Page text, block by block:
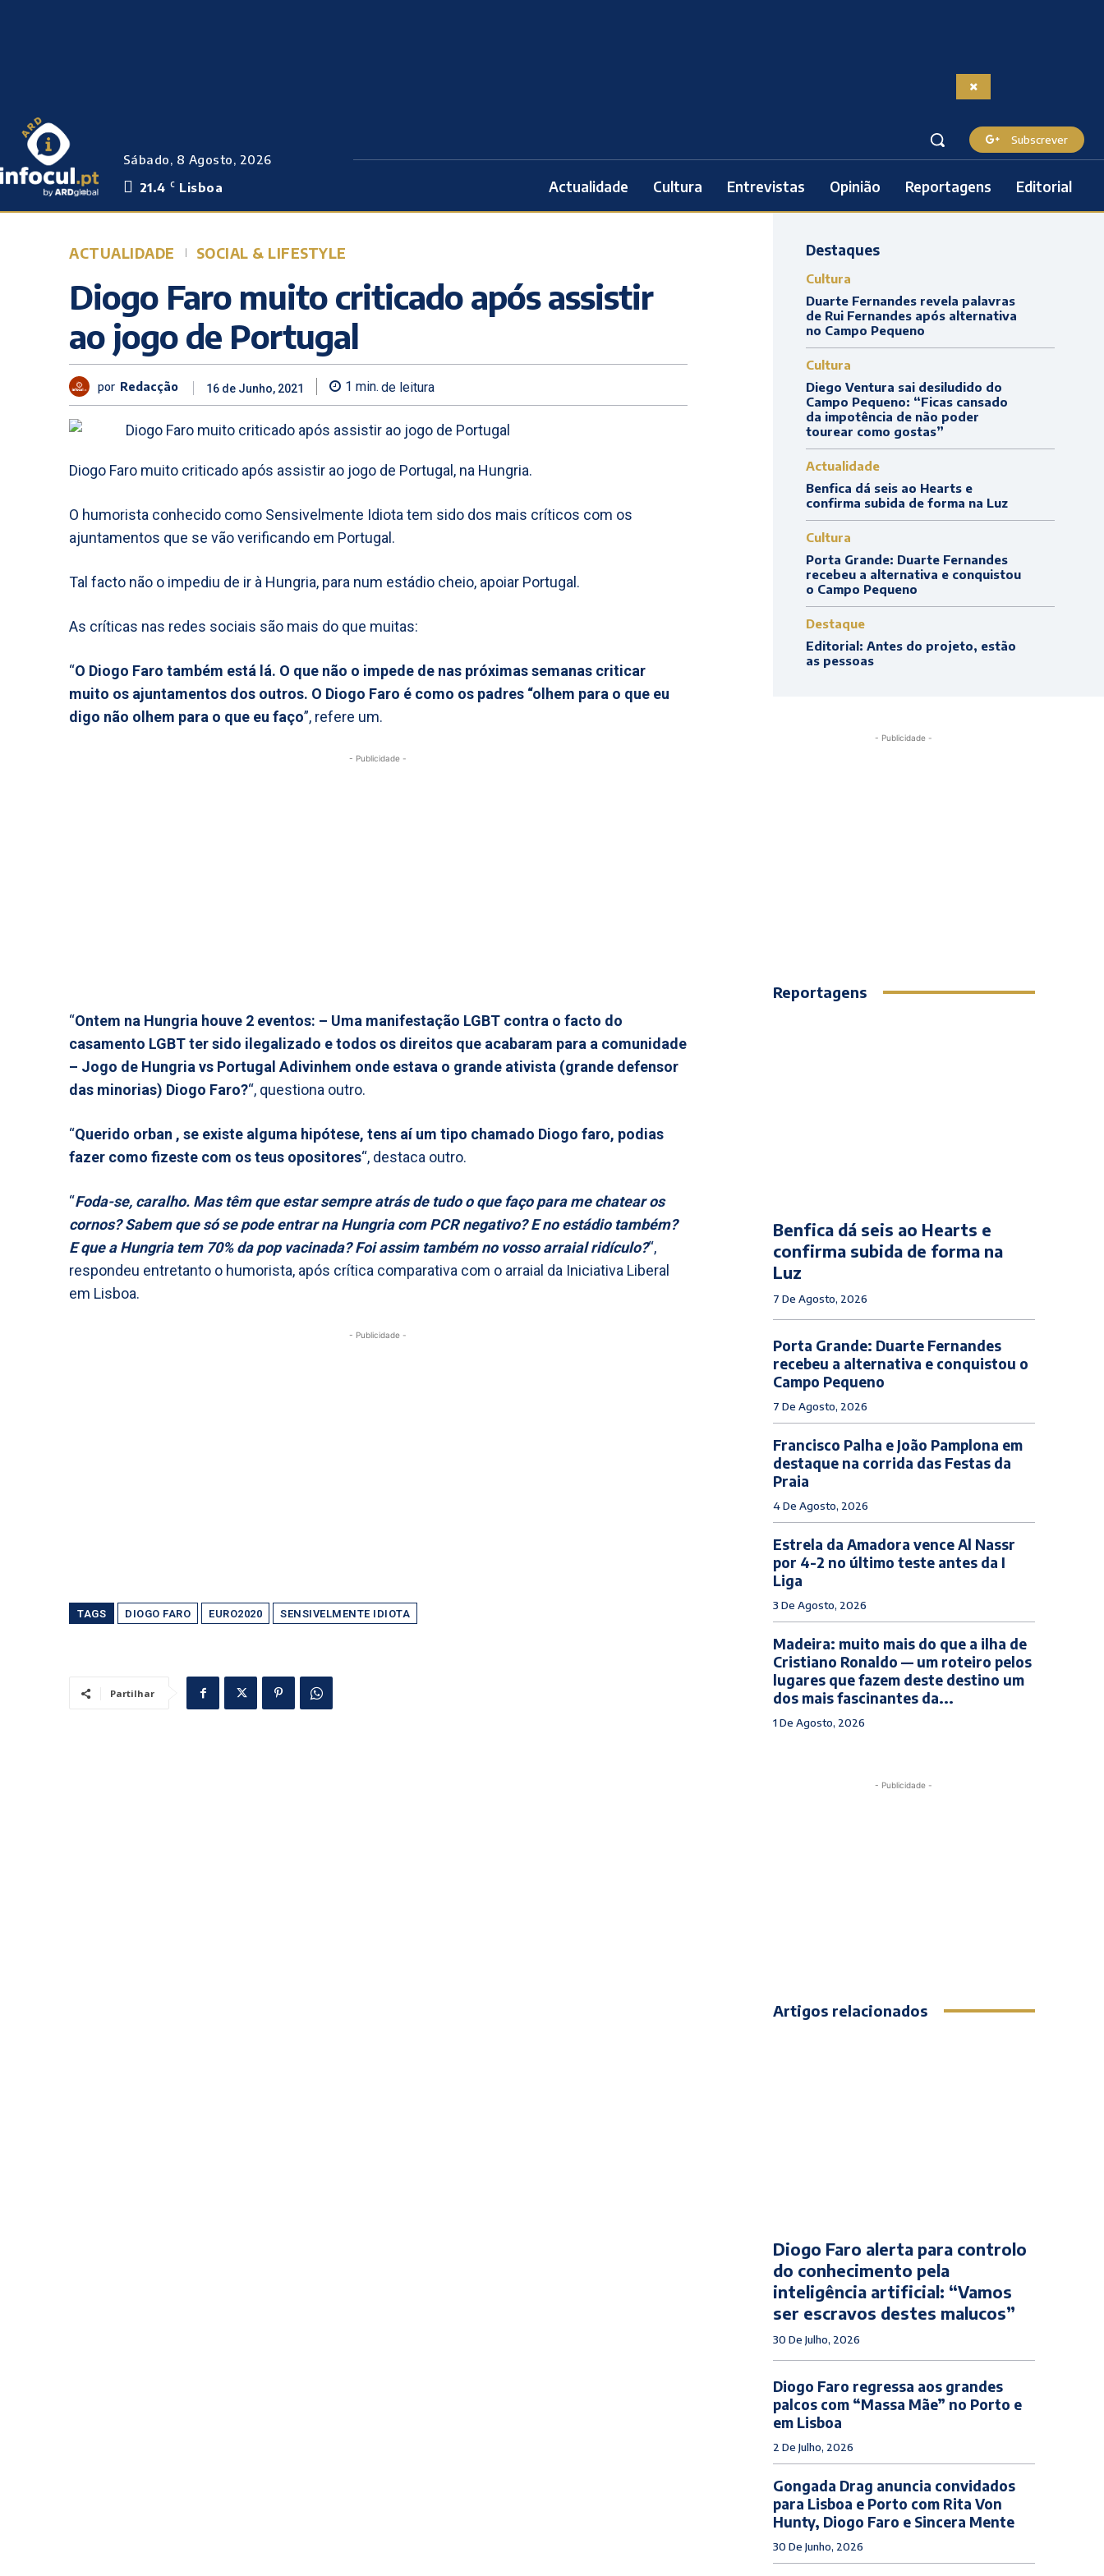
Sábado, 8 Agosto, 2026
21.4 C Lisboa
Subscrever
Actualidade Cultura Entrevistas Opinião Reportagens Editorial
ACTUALIDADE SOCIAL & LIFESTYLE
Diogo Faro muito criticado após assistir
ao jogo de Portugal
por Redacção 16 de Junho, 2021 1 min. de leitura
Diogo Faro muito criticado após assistir ao jogo de Portugal, na Hungria.
O humorista conhecido como Sensivelmente Idiota tem sido dos mais críticos com os
ajuntamentos que se vão verificando em Portugal.
Tal facto não o impediu de ir à Hungria, para num estádio cheio, apoiar Portugal.
As críticas nas redes sociais são mais do que muitas:
“O Diogo Faro também está lá. O que não o impede de nas próximas semanas criticar
muito os ajuntamentos dos outros. O Diogo Faro é como os padres “olhem para o que eu
digo não olhem para o que eu faço”, refere um.
- Publicidade -
“Ontem na Hungria houve 2 eventos: – Uma manifestação LGBT contra o facto do
casamento LGBT ter sido ilegalizado e todos os direitos que acabaram para a comunidade
– Jogo de Hungria vs Portugal Adivinhem onde estava o grande ativista (grande defensor
das minorias) Diogo Faro?“, questiona outro.
“Querido orban , se existe alguma hipótese, tens aí um tipo chamado Diogo faro, podias
fazer como fizeste com os teus opositores“, destaca outro.
“Foda-se, caralho. Mas têm que estar sempre atrás de tudo o que faço para me chatear os
cornos? Sabem que só se pode entrar na Hungria com PCR negativo? E no estádio também?
E que a Hungria tem 70% da pop vacinada? Foi assim também no vosso arraial ridículo?“,
respondeu entretanto o humorista, após crítica comparativa com o arraial da Iniciativa Liberal
em Lisboa.
- Publicidade -
TAGS DIOGO FARO EURO2020 SENSIVELMENTE IDIOTA
Partilhar
Destaques
Cultura
Duarte Fernandes revela palavras
de Rui Fernandes após alternativa
no Campo Pequeno
Cultura
Diego Ventura sai desiludido do
Campo Pequeno: “Ficas cansado
da impotência de não poder
tourear como gostas”
Actualidade
Benfica dá seis ao Hearts e
confirma subida de forma na Luz
Cultura
Porta Grande: Duarte Fernandes
recebeu a alternativa e conquistou
o Campo Pequeno
Destaque
Editorial: Antes do projeto, estão
as pessoas
- Publicidade -
Reportagens
Benfica dá seis ao Hearts e
confirma subida de forma na
Luz
7 De Agosto, 2026
Porta Grande: Duarte Fernandes
recebeu a alternativa e conquistou o
Campo Pequeno
7 De Agosto, 2026
Francisco Palha e João Pamplona em
destaque na corrida das Festas da
Praia
4 De Agosto, 2026
Estrela da Amadora vence Al Nassr
por 4-2 no último teste antes da I
Liga
3 De Agosto, 2026
Madeira: muito mais do que a ilha de
Cristiano Ronaldo — um roteiro pelos
lugares que fazem deste destino um
dos mais fascinantes da...
1 De Agosto, 2026
- Publicidade -
Artigos relacionados
Diogo Faro alerta para controlo
do conhecimento pela
inteligência artificial: “Vamos
ser escravos destes malucos”
30 De Julho, 2026
Diogo Faro regressa aos grandes
palcos com “Massa Mãe” no Porto e
em Lisboa
2 De Julho, 2026
Gongada Drag anuncia convidados
para Lisboa e Porto com Rita Von
Hunty, Diogo Faro e Sincera Mente
30 De Junho, 2026